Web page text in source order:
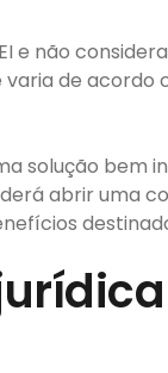
e não
de
solução bem
abrir uma